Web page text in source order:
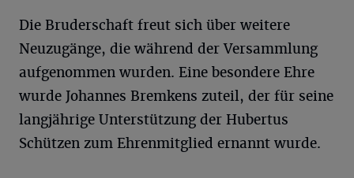
Die Bruderschaft freut sich über weitere
Neuzugänge, die während der Versammlung
aufgenommen wurden. Eine besondere Ehre
wurde Johannes Bremkens zuteil, der für seine
langjährige Unterstützung der Hubertus
Schützen zum Ehrenmitglied ernannt wurde.